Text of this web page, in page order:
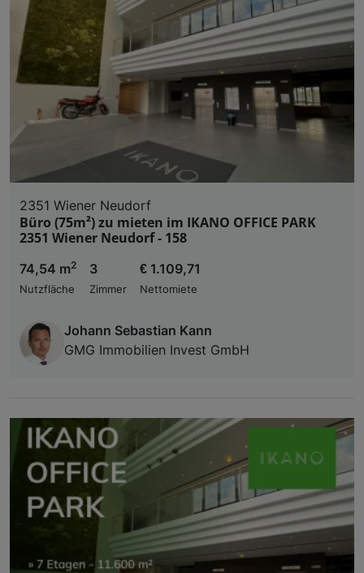
2351 Wiener Neudorf
Büro (75m²) zu mieten im IKANO OFFICE PARK
2351 Wiener Neudorf - 158
74,54 m2
Nutzfläche
3
Zimmer
€ 1.109,71
Nettomiete
Johann Sebastian Kann
GMG Immobilien Invest GmbH